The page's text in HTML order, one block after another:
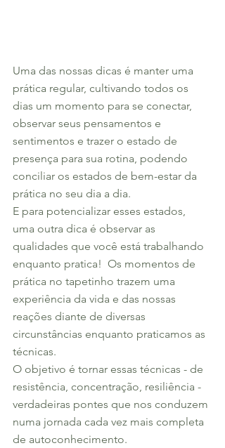
Uma das nossas dicas é manter uma
prática regular, cultivando todos os
dias um momento para se conectar,
observar seus pensamentos e
sentimentos e trazer o estado de
presença para sua rotina, podendo
conciliar os estados de bem-estar da
prática no seu dia a dia.
E para potencializar esses estados,
uma outra dica é observar as
qualidades que você está trabalhando
enquanto pratica!  Os momentos de
prática no tapetinho trazem uma
experiência da vida e das nossas
reações diante de diversas
circunstâncias enquanto praticamos as
técnicas.
O objetivo é tornar essas técnicas - de
resistência, concentração, resiliência -
verdadeiras pontes que nos conduzem
numa jornada cada vez mais completa
de autoconhecimento.